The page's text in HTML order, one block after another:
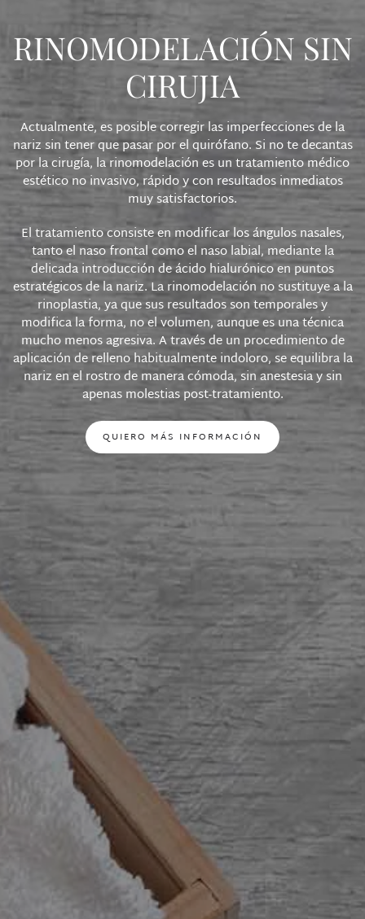
RINOMODELACIÓN SIN
CIRUJIA
Actualmente, es posible corregir las imperfecciones de la
nariz sin tener que pasar por el quirófano. Si no te decantas
por la cirugía, la rinomodelación es un tratamiento médico
estético no invasivo, rápido y con resultados inmediatos
muy satisfactorios.
El tratamiento consiste en modificar los ángulos nasales,
tanto el naso frontal como el naso labial, mediante la
delicada introducción de ácido hialurónico en puntos
estratégicos de la nariz. La rinomodelación no sustituye a la
rinoplastia, ya que sus resultados son temporales y
modifica la forma, no el volumen, aunque es una técnica
mucho menos agresiva. A través de un procedimiento de
aplicación de relleno habitualmente indoloro, se equilibra la
nariz en el rostro de manera cómoda, sin anestesia y sin
apenas molestias post-tratamiento.
QUIERO MÁS INFORMACIÓN